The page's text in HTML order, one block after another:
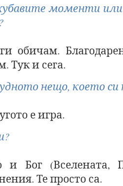
моменти
обичам.
Тук и сега.
нещо, което си
е игра.
и Бог (Вселената,
Те просто са.